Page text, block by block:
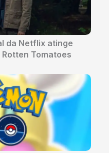
da Netflix atinge
Tomatoes